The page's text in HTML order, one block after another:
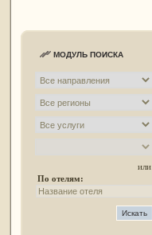
МОДУЛЬ ПОИСКА
или
По отелям: